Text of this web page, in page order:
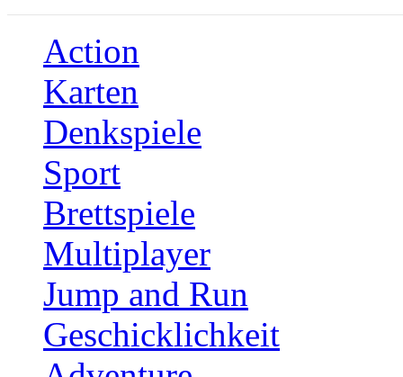
Action
Karten
Denkspiele
Sport
Brettspiele
Multiplayer
Jump and Run
Geschicklichkeit